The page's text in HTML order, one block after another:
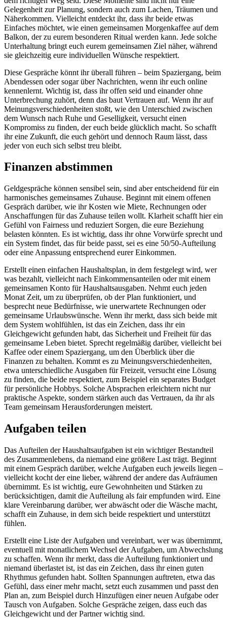
Gelegenheit zur Planung, sondern auch zum Lachen, Träumen und
Näherkommen. Vielleicht entdeckt ihr, dass ihr beide etwas
Einfaches möchtet, wie einen gemeinsamen Morgenkaffee auf dem
Balkon, der zu eurem besonderen Ritual werden kann. Jede solche
Unterhaltung bringt euch eurem gemeinsamen Ziel näher, während
sie gleichzeitig eure individuellen Wünsche respektiert.
Diese Gespräche könnt ihr überall führen – beim Spaziergang, beim
Abendessen oder sogar über Nachrichten, wenn ihr euch online
kennenlernt. Wichtig ist, dass ihr offen seid und einander ohne
Unterbrechung zuhört, denn das baut Vertrauen auf. Wenn ihr auf
Meinungsverschiedenheiten stoßt, wie den Unterschied zwischen
dem Wunsch nach Ruhe und Geselligkeit, versucht einen
Kompromiss zu finden, der euch beide glücklich macht. So schafft
ihr eine Zukunft, die euch gehört und dennoch Raum lässt, dass
jeder von euch sich selbst treu bleibt.
Finanzen abstimmen
Geldgespräche können sensibel sein, sind aber entscheidend für ein
harmonisches gemeinsames Zuhause. Beginnt mit einem offenen
Gespräch darüber, wie ihr Kosten wie Miete, Rechnungen oder
Anschaffungen für das Zuhause teilen wollt. Klarheit schafft hier ein
Gefühl von Fairness und reduziert Sorgen, die eure Beziehung
belasten könnten. Es ist wichtig, dass ihr ohne Vorwürfe sprecht und
ein System findet, das für beide passt, sei es eine 50/50-Aufteilung
oder eine Anpassung entsprechend eurer Einkommen.
Erstellt einen einfachen Haushaltsplan, in dem festgelegt wird, wer
was bezahlt, vielleicht nach Einkommensanteilen oder mit einem
gemeinsamen Konto für Haushaltsausgaben. Nehmt euch jeden
Monat Zeit, um zu überprüfen, ob der Plan funktioniert, und
besprecht neue Bedürfnisse, wie unerwartete Rechnungen oder
gemeinsame Urlaubswünsche. Wenn ihr merkt, dass sich beide mit
dem System wohlfühlen, ist das ein Zeichen, dass ihr ein
Gleichgewicht gefunden habt, das Sicherheit und Freiheit für das
gemeinsame Leben bietet. Sprecht regelmäßig darüber, vielleicht bei
Kaffee oder einem Spaziergang, um den Überblick über die
Finanzen zu behalten. Kommt es zu Meinungsverschiedenheiten,
etwa unterschiedliche Ausgaben für Freizeit, versucht eine Lösung
zu finden, die beide respektiert, zum Beispiel ein separates Budget
für persönliche Hobbys. Solche Absprachen erleichtern nicht nur
praktische Aspekte, sondern stärken auch das Vertrauen, da ihr als
Team gemeinsam Herausforderungen meistert.
Aufgaben teilen
Das Aufteilen der Haushaltsaufgaben ist ein wichtiger Bestandteil
des Zusammenlebens, da niemand eine größere Last trägt. Beginnt
mit einem Gespräch darüber, welche Aufgaben euch jeweils liegen –
vielleicht kocht der eine lieber, während der andere das Aufräumen
übernimmt. Es ist wichtig, eure Gewohnheiten und Stärken zu
berücksichtigen, damit die Aufteilung als fair empfunden wird. Eine
klare Vereinbarung darüber, wer abwäscht oder die Wäsche macht,
schafft ein Zuhause, in dem sich beide respektiert und unterstützt
fühlen.
Erstellt eine Liste der Aufgaben und vereinbart, wer was übernimmt,
eventuell mit monatlichem Wechsel der Aufgaben, um Abwechslung
zu schaffen. Wenn ihr merkt, dass die Aufteilung funktioniert und
niemand überlastet ist, ist das ein Zeichen, dass ihr einen guten
Rhythmus gefunden habt. Sollten Spannungen auftreten, etwa das
Gefühl, dass einer mehr macht, setzt euch zusammen und passt den
Plan an, zum Beispiel durch Hinzufügen einer neuen Aufgabe oder
Tausch von Aufgaben. Solche Gespräche zeigen, dass euch das
Gleichgewicht und der Partner wichtig sind.